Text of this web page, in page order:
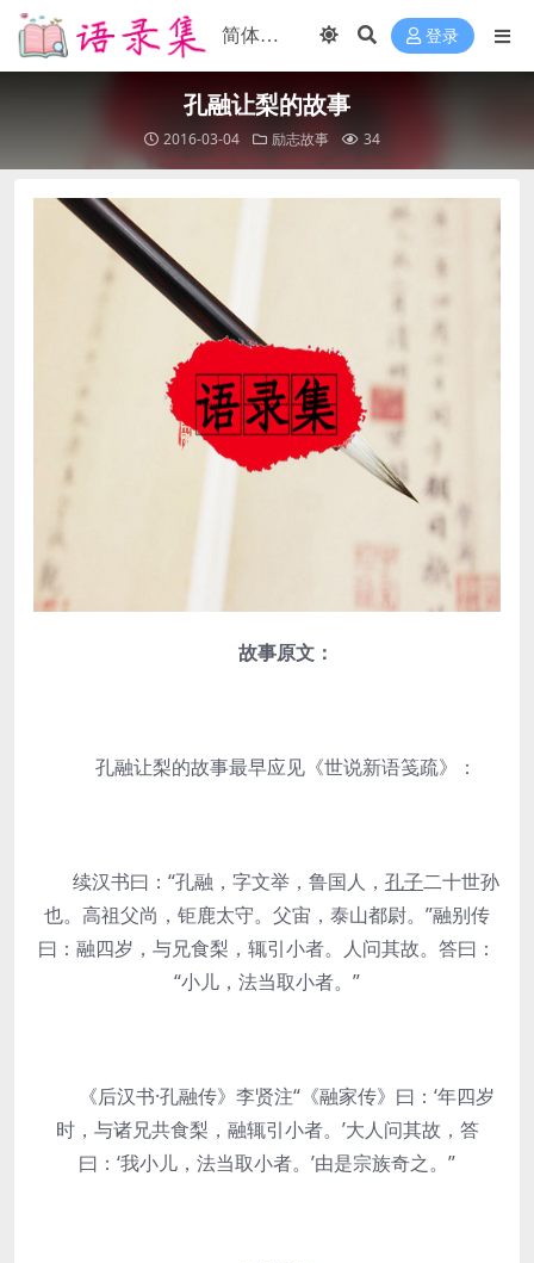
登录
孔融让梨的故事
2016-03-04 励志故事 34
故事原文：
孔融让梨的故事最早应见《世说新语笺疏》：
续汉书曰：“孔融，字文举，鲁国人， 孔子二十世孙
也。高祖父尚，钜鹿太守。父宙，泰山都尉。”融别传
曰：融四岁，与兄食梨，辄引小者。人问其故。答曰：
“小儿，法当取小者。”
《后汉书·孔融传》李贤注“《融家传》曰：‘年四岁
时，与诸兄共食梨，融辄引小者。’大人问其故，答
曰：‘我小儿，法当取小者。’由是宗族奇之。”